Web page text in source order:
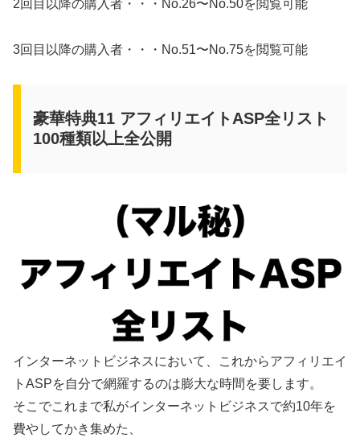
2回目以降の購入者・・・No.26〜No.50を閲覧可能
3回目以降の購入者・・・No.51〜No.75を閲覧可能
豪華特典11 アフィリエイトASP全リスト
100種類以上全公開
インターネットビジネスにおいて、これからアフィリエイ
トASPを自分で網羅するのは膨大な時間を要します。
そこでこれまで私がインターネットビジネスで約10年を
費やしてかき集めた、